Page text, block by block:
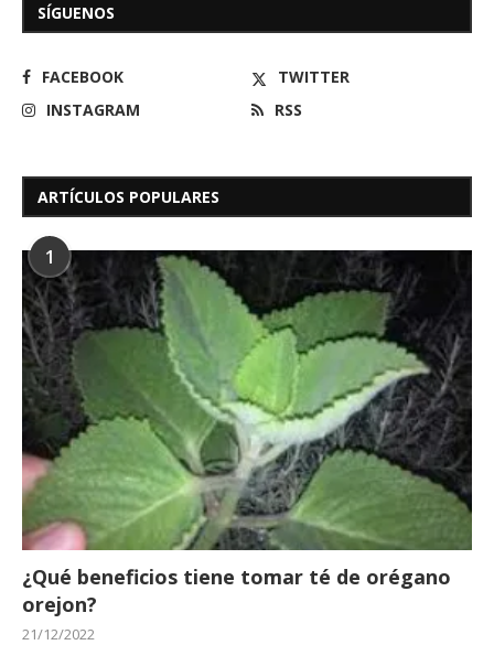
SÍGUENOS
FACEBOOK
TWITTER
INSTAGRAM
RSS
ARTÍCULOS POPULARES
1
¿Qué beneficios tiene tomar té de orégano
orejon?
21/12/2022